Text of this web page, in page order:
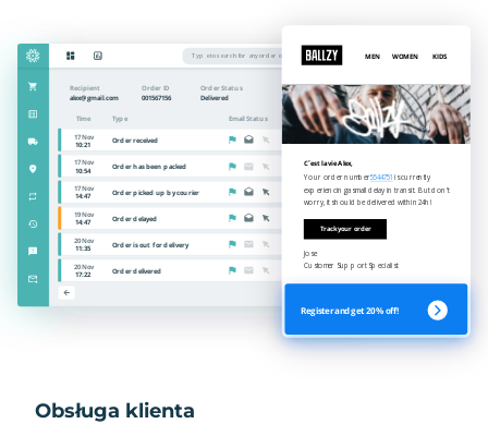
Obsługa klienta